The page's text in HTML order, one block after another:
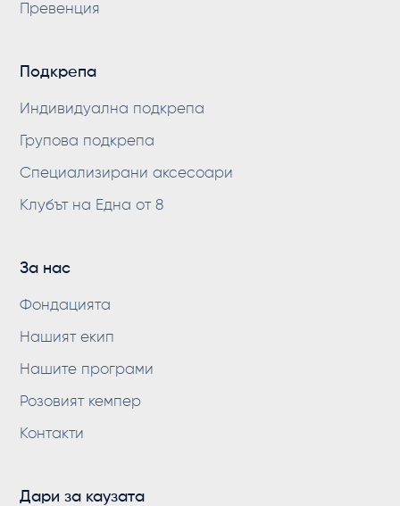
Превенция
Подкрепа
Индивидуална подкрепа
Групова подкрепа
Специализирани аксесоари
Клубът на Една от 8
За нас
Фондацията
Нашият екип
Нашите програми
Розовият кемпер
Контакти
Дари за каузата